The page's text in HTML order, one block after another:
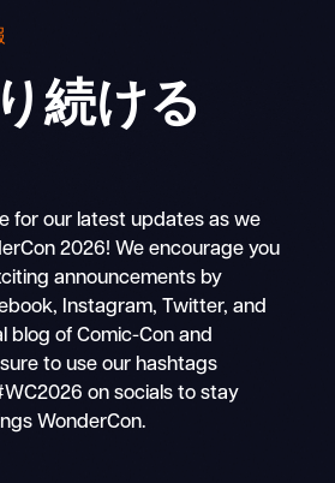
続ける
for our latest updates as we
2026! We encourage you
announcements by
Instagram, Twitter, and
blog of Comic-Con and
to use our hashtags
on socials to stay
WonderCon.